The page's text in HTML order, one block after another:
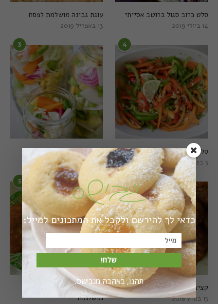
עוגת גבינה מושלמת לפסח
13 באפריל 2019
סלט כרוב סגול ברוטב אסייתי
14 ביולי 2019
3
חמוצים מהירים
1 באוגוסט 2022
4
סלט פלפלים טרי וצבעוני
5 בפברואר 2021
5
קציצות כרישה טבעוניות
מושלמות
6
קציצות כרישה מושלמות
15 במרץ 2018
כדאי לך להירשם ולקבל את המתכונים למייל:
שלח!
תהנו, באהבה מגבישס.